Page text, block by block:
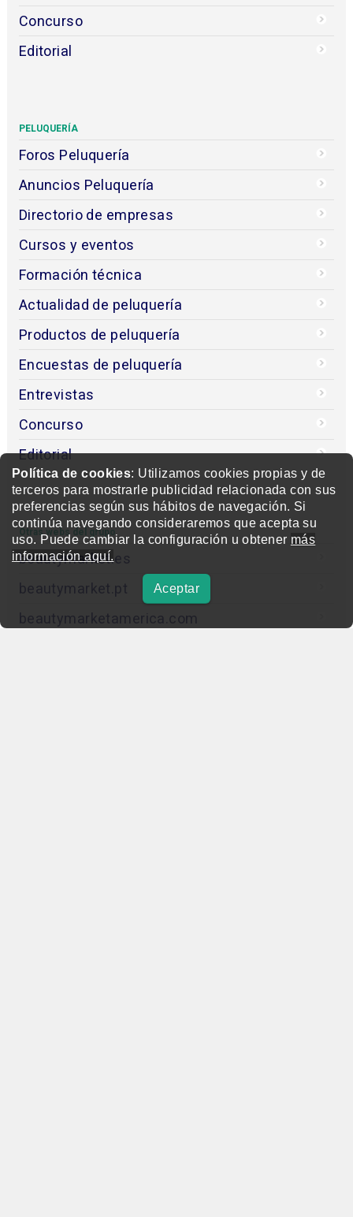
Política de cookies: Utilizamos cookies propias y de
terceros para mostrarle publicidad relacionada con sus
preferencias según sus hábitos de navegación. Si
continúa navegando consideraremos que acepta su
uso. Puede cambiar la configuración u obtener más
información aquí.
Aceptar
Concurso
Editorial
PELUQUERÍA
Foros Peluquería
Anuncios Peluquería
Directorio de empresas
Cursos y eventos
Formación técnica
Actualidad de peluquería
Productos de peluquería
Encuestas de peluquería
Entrevistas
Concurso
Editorial
Otras webs del grupo
beautymarket.es
beautymarket.pt
beautymarketamerica.com